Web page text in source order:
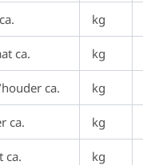
kg
ca. kg
ca. kg
ca. kg
ca. kg